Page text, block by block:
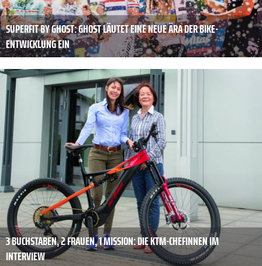
SUPERFIT BY GHOST: GHOST LÄUTET EINE NEUE ÄRA DER BIKE-
ENTWICKLUNG EIN
3 BUCHSTABEN, 2 FRAUEN, 1 MISSION: DIE KTM-CHEFINNEN IM
INTERVIEW